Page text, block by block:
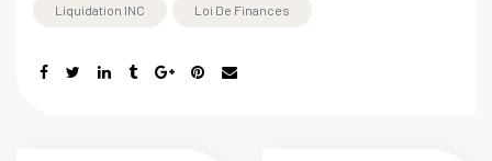
Liquidation INC Loi De Finances